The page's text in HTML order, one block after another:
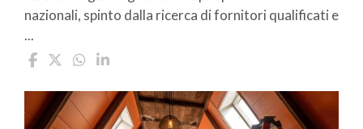
nazionali, spinto dalla ricerca di fornitori qualificati e
...